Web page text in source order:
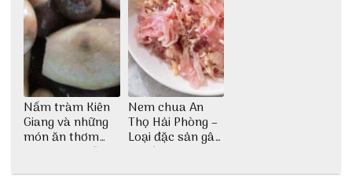
Nấm tràm Kiên
Giang và những
món ăn thơm
ngon khó cưỡng
Nem chua An
Thọ Hải Phòng –
Loại đặc sản gây
nghiện